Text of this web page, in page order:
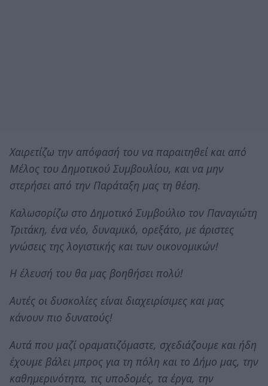
Χαιρετίζω την απόφασή του να παραιτηθεί και από
Μέλος του Δημοτικού Συμβουλίου, και να μην
στερήσει από την Παράταξη μας τη θέση.
Καλωσορίζω στο Δημοτικό Συμβούλιο τον Παναγιώτη
Τριτάκη, ένα νέο, δυναμικό, ορεξάτο, με άριστες
γνώσεις της λογιστικής και των οικονομικών!
Η έλευσή του θα μας βοηθήσει πολύ!
Αυτές οι δυσκολίες είναι διαχειρίσιμες και μας
κάνουν πιο δυνατούς!
Αυτά που μαζί οραματιζόμαστε, σχεδιάζουμε και ήδη
έχουμε βάλει μπρος για τη πόλη και το Δήμο μας, την
καθημερινότητα, τις υποδομές, τα έργα, την